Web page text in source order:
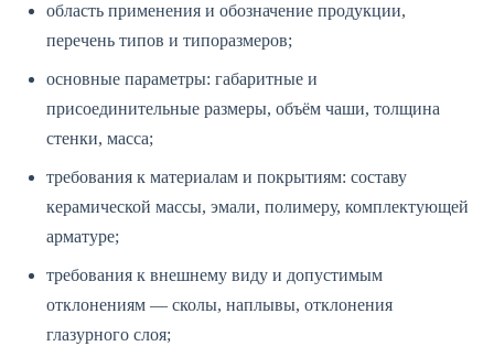
область применения и обозначение продукции,
перечень типов и типоразмеров;
основные параметры: габаритные и
присоединительные размеры, объём чаши, толщина
стенки, масса;
требования к материалам и покрытиям: составу
керамической массы, эмали, полимеру, комплектующей
арматуре;
требования к внешнему виду и допустимым
отклонениям — сколы, наплывы, отклонения
глазурного слоя;